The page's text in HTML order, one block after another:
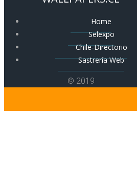
Home
Selexpo
Chile-Directorio
Sastrería Web
© 2019